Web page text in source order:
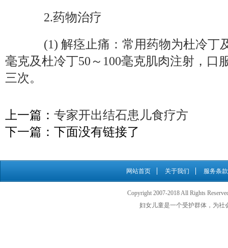
2.药物治疗
(1) 解痉止痛：常用药物为杜冷丁
毫克及杜冷丁50～100毫克肌肉注射，口
三次。
上一篇： 专家开出结石患儿食疗方
下一篇：下面没有链接了
网站首页 关于我们 服务条款
Copyright 2007-2018 All Rights
妇女儿童是一个受护群体，为社